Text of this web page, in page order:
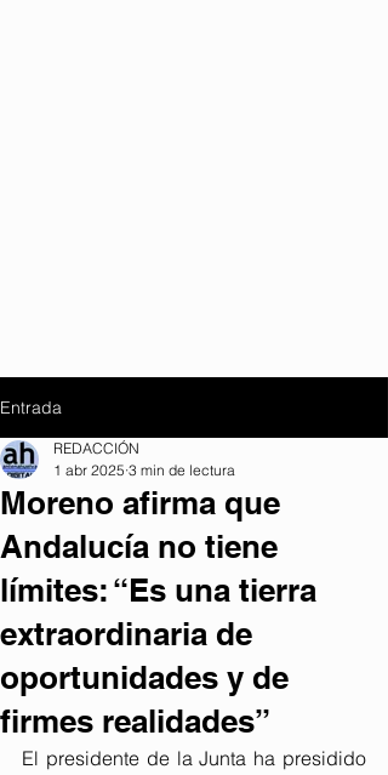
Entrada
Moreno afirma que
Andalucía no tiene
límites: “Es una tierra
extraordinaria de
oportunidades y de
firmes realidades”
REDACCIÓN
1 abr 2025 3 min de lectura
El presidente de la Junta ha presidido